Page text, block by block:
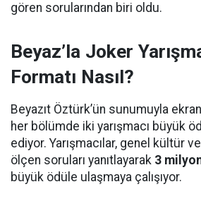
gören sorularından biri oldu.
Beyaz’la Joker
Formatı Nasıl?
Beyazıt Öztürk’ün sunumuyla
her bölümde iki yarışmacı büyük
ediyor. Yarışmacılar, genel kültür
ölçen soruları yanıtlayarak 3
büyük ödüle ulaşmaya çalışıyor.